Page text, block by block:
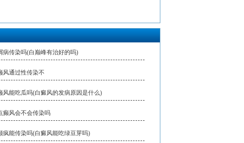
病传染吗(白巅峰有治好的吗)
风通过性传染不
风能吃瓜吗(白癜风的发病原因是什么)
癫风会不会传染吗
疯能传染吗(白癜风能吃绿豆芽吗)